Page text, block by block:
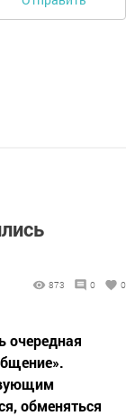
873 0 0
очередная
обменяться